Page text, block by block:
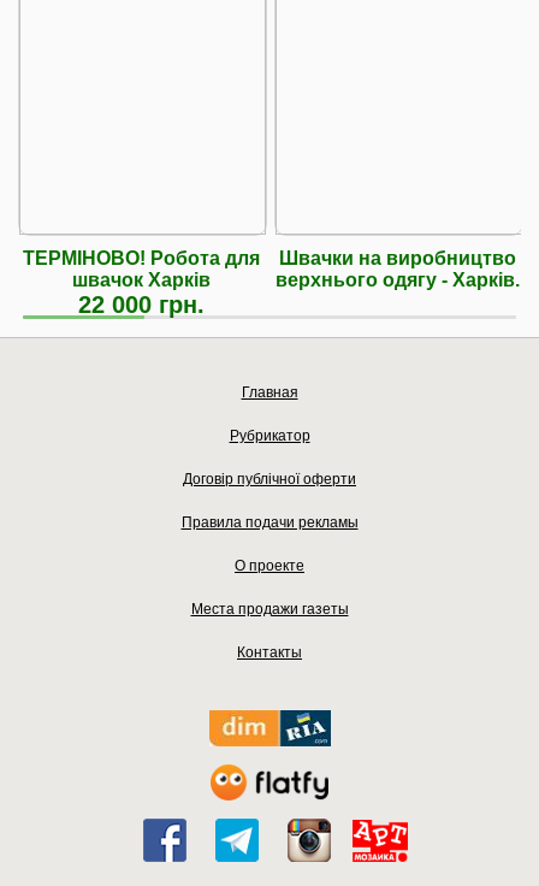
ТЕРМІНОВО! Робота для
швачок Харків
22 000 грн.
Швачки на виробництво
верхнього одягу - Харків.
Главная
Рубрикатор
Договір публічної оферти
Правила подачи рекламы
О проекте
Места продажи газеты
Контакты